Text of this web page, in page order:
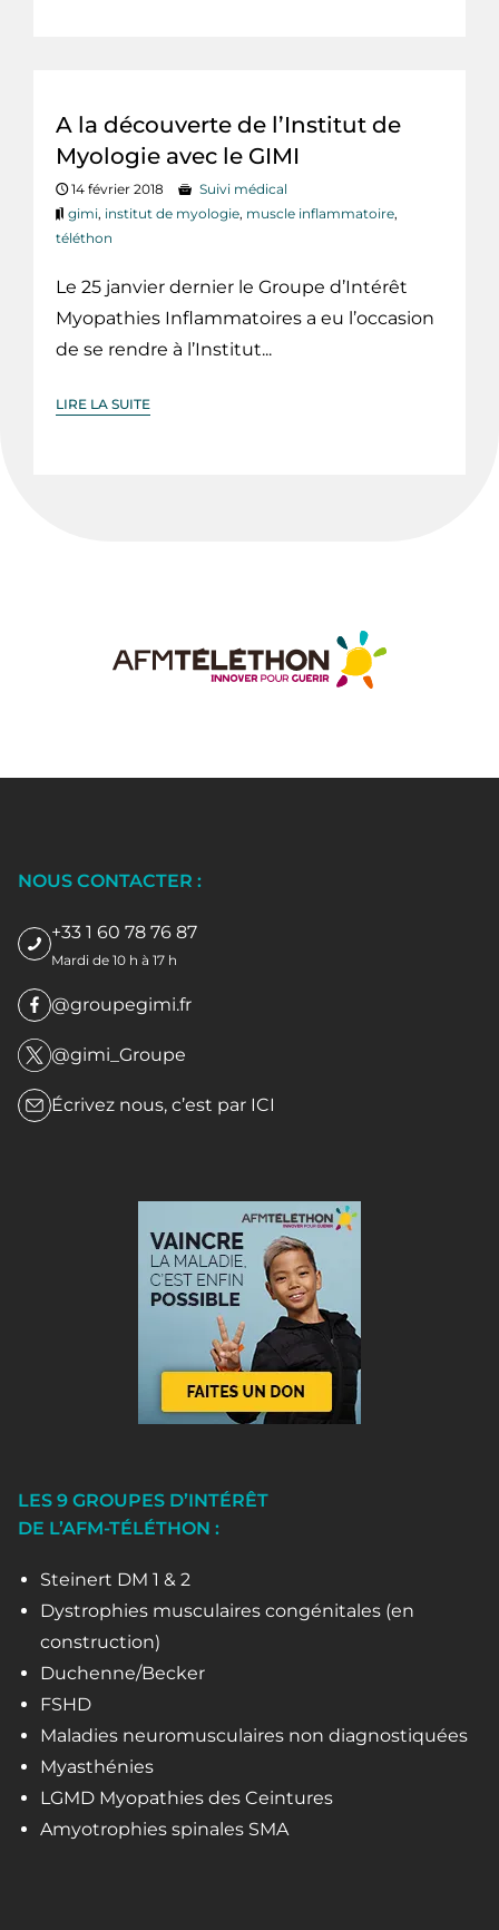
A la découverte de l’Institut de
Myologie avec le GIMI
14 février 2018
Suivi médical
gimi, institut de myologie, muscle inflammatoire,
téléthon
Le 25 janvier dernier le Groupe d’Intérêt
Myopathies Inflammatoires a eu l’occasion
de se rendre à l’Institut...
LIRE LA SUITE
NOUS CONTACTER :
+33 1 60 78 76 87
Mardi de 10 h à 17 h
@groupegimi.fr
@gimi_Groupe
Écrivez nous, c’est par ICI
LES 9 GROUPES D’INTÉRÊT
DE L’AFM-TÉLÉTHON :
Steinert DM 1 & 2
Dystrophies musculaires congénitales (en
construction)
Duchenne/Becker
FSHD
Maladies neuromusculaires non diagnostiquées
Myasthénies
LGMD Myopathies des Ceintures
Amyotrophies spinales SMA